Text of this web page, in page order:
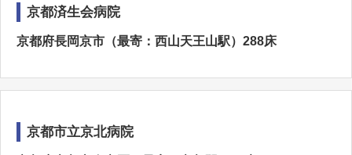
京都済生会病院
京都府長岡京市（最寄：西山天王山駅）288床
京都市立京北病院